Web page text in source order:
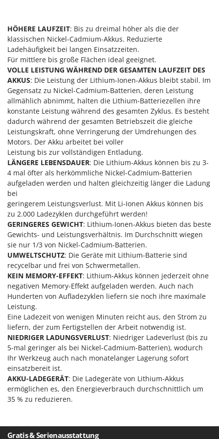
Marcato
Marina Systems
Master
Mastercook
McCulloch
MCH
Michelin
Mille
Minox
Mockmill
More than chef
MOVA
Mowox
MTD
N
New O.M.R.A.
Nilfisk
Ninja
Novatec
Novital
NuAir
NuovaFac
O
Officine Savioli
Oliviero
OMA
HÖHERE LAUFZEIT: Bis zu dreimal höher als die der
klassischen Nickel-Cadmium-Akkus. Reduzierte
Ladehäufigkeit bei langen Einsatzzeiten.
Für mittlere bis große Flächen ideal geeignet.
VOLLE LEISTUNG WÄHREND DER GESAMTEN LAUFZEIT DES
AKKUS: Die Leistung der Lithium-Ionen-Akkus bleibt stabil. Im
Gegensatz zu Nickel-Cadmium-Batterien, deren Leistung
allmählich abnimmt, halten die Lithium-Batteriezellen ihre
konstante Leistung während des gesamten Zyklus. Es besteht
dadurch während der gesamten Betriebszeit die gleiche
Leistungskraft, ohne Verringerung der Umdrehungen des
Motors. Der Akku arbeitet bei voller
Leistung bis zur vollständigen Entladung.
LÄNGERE LEBENSDAUER: Die Lithium-Akkus können bis zu 3-
4 mal öfter als herkömmliche Nickel-Cadmium-Batterien
aufgeladen werden und halten gleichzeitig länger die Ladung
bei
geringerem Leistungsverlust. Mit Li-Ionen Akkus können bis
zu 2.000 Ladezyklen durchgeführt werden!
GERINGERES GEWICHT: Lithium-Ionen-Akkus bieten das beste
Gewichts- und Leistungsverhältnis. Im Durchschnitt wiegen
sie nur 1/3 von Nickel-Cadmium-Batterien.
UMWELTSCHUTZ: Die Geräte mit Lithium-Batterie sind
recycelbar und frei von Schwermetallen.
KEIN MEMORY-EFFEKT: Lithium-Akkus können jederzeit ohne
negativen Memory-Effekt aufgeladen werden. Auch nach
Hunderten von Aufladezyklen liefern sie noch ihre maximale
Leistung.
Eine Ladezeit von wenigen Minuten reicht aus, den Strom zu
liefern, der zum Fertigstellen der Arbeit notwendig ist.
NIEDRIGER LADUNGSVERLUST: Niedriger Ladeverlust (bis zu
5-mal geringer als bei Nickel-Cadmium-Batterien), wodurch
Ihr Werkzeug auch nach monatelanger Lagerung sofort
einsatzbereit ist.
AKKU-LADEGERÄT: Die Ladegeräte von Lithium-Akkus
ermöglichen es, den Energieverbrauch durchschnittlich um
35 % zu reduzieren.
Gratis & Serienausstattung